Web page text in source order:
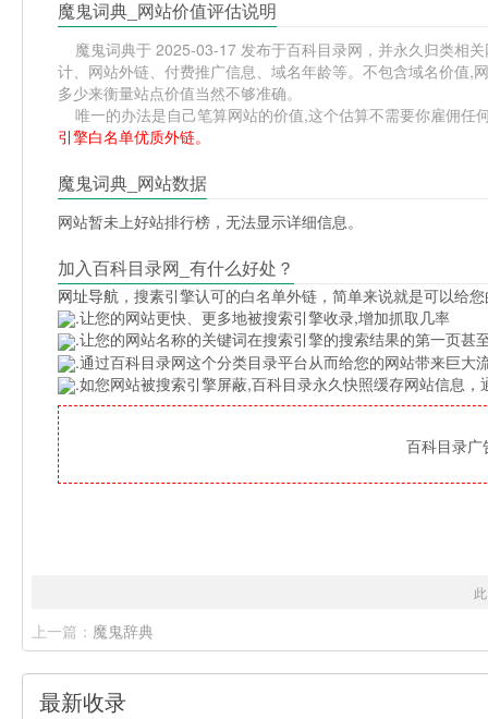
魔鬼词典_网站价值评估说明
魔鬼词典于 2025-03-17 发布于百科目录网，并永久归类相
计、网站外链、付费推广信息、域名年龄等。不包含域名价值
多少来衡量站点价值当然不够准确。
唯一的办法是自己笔算网站的价值,这个估算不需要你雇佣任
引擎白名单优质外链。
魔鬼词典_网站数据
网站暂未上好站排行榜，无法显示详细信息。
加入百科目录网_有什么好处？
网址导航 ，搜素引擎认可的白名单外链，简单来说就是可以给
.让您的网站更快、更多地被搜索引擎收录,增加抓取几率
.让您的网站名称的关键词在搜索引擎的搜索结果的第一页甚
.通过百科目录网这个分类目录平台从而给您的网站带来巨大
.如您网站被搜索引擎屏蔽,百科目录永久快照缓存网站信息
百科目录
上一篇： 魔鬼辞典
最新收录